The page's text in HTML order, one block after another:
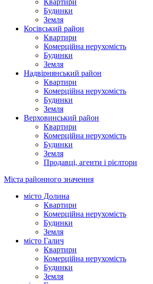
Квартири
Будинки
Земля
Косівський район
Квартири
Комерційна нерухомість
Будинки
Земля
Надвірнянський район
Квартири
Комерційна нерухомість
Будинки
Земля
Верховинський район
Квартири
Комерційна нерухомість
Будинки
Земля
Продавці, агенти і рієлтори
Міста районного значення
місто Долина
Квартири
Комерційна нерухомість
Будинки
Земля
місто Галич
Квартири
Комерційна нерухомість
Будинки
Земля